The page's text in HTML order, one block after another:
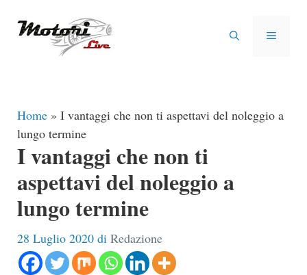
MENU
Home » I vantaggi che non ti aspettavi del noleggio a
lungo termine
I vantaggi che non ti
aspettavi del noleggio a
lungo termine
28 Luglio 2020 di Redazione